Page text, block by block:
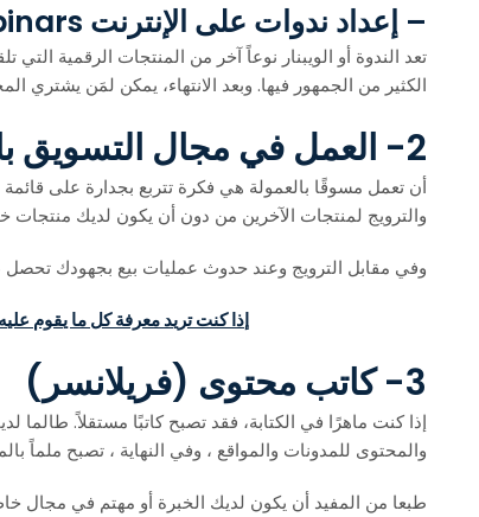
– إعداد ندوات على الإنترنت webinars
تعد الندوة أو الويبنار نوعاً آخر من المنتجات الرقمية
الكثير من الجمهور فيها. وبعد الانتهاء، يمكن لمَن يشتري
2- العمل في مجال التسويق بالعمولة
أن تعمل مسوقًا بالعمولة هي فكرة تتربع بجدارة على
والترويج لمنتجات الآخرين من دون أن يكون لديك منتجات
وفي مقابل الترويج وعند حدوث عمليات بيع بجهودك
إذا كنت تريد معرفة كل ما يقوم
3- كاتب محتوى (فريلانسر)
إذا كنت ماهرًا في الكتابة، فقد تصبح كاتبًا مستقلاً. طالما
والمحتوى للمدونات والمواقع ، وفي النهاية ، تصبح ملماً
طبعا من المفيد أن يكون لديك الخبرة أو مهتم في مجال